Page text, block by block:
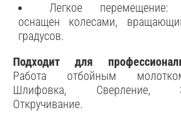
Легкое перемещение:
оснащен колесами,
градусов.
Подходит для
Работа отбойным
Шлифовка, Сверление,
Откручивание.